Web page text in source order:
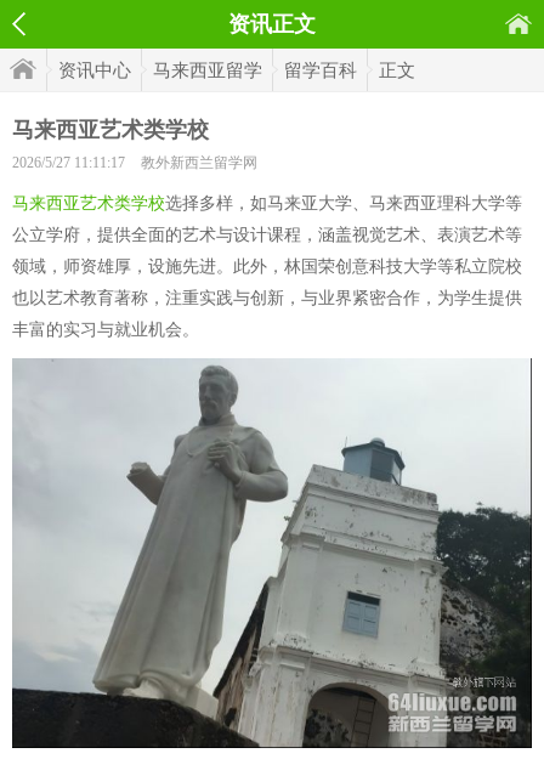
资讯正文
资讯中心 马来西亚留学 留学百科 正文
马来西亚艺术类学校
2026/5/27 11:11:17 教外新西兰留学网
马来西亚艺术类学校选择多样，如马来亚大学、马来西亚理科大学等
公立学府，提供全面的艺术与设计课程，涵盖视觉艺术、表演艺术等
领域，师资雄厚，设施先进。此外，林国荣创意科技大学等私立院校
也以艺术教育著称，注重实践与创新，与业界紧密合作，为学生提供
丰富的实习与就业机会。